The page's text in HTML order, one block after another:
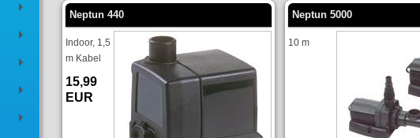
Neptun 440
Indoor, 1,5
m Kabel
15,99
EUR
Neptun 5000
10 m